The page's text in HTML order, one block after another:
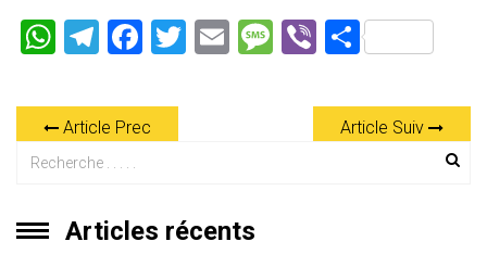
W
at
s
A
p
p
T
e
gr
a
m
F
ce
b
T
E
M Vi
er
P
ta
g
Article Prec Article Suiv
Articles récents